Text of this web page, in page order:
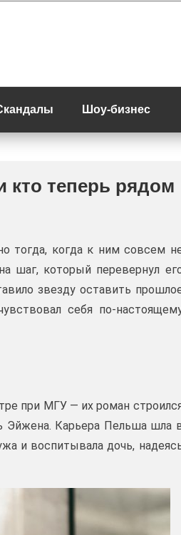
Шоу-бизнес
кто теперь рядом
тогда, когда к ним совсем
шаг, который перевернул
звезду оставить
себя по-
при МГУ — их роман
Эйжена. Карьера Пельша шла
и воспитывала дочь,